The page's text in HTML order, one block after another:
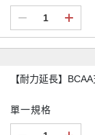
【耐力延長】
單一規格